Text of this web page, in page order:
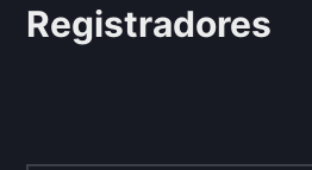
Registradores